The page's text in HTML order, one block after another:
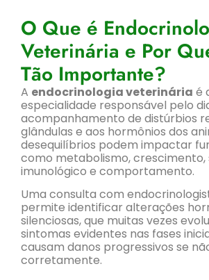
O Que é
Veterinária e Por
Tão Importante?
A endocrinologia veterinária é
especialidade responsável pelo
acompanhamento de distúrbios
glândulas e aos hormônios dos
desequilíbrios podem impactar
como metabolismo, crescimento,
imunológico e comportamento.
Uma consulta com
permite identificar alterações
silenciosas, que muitas vezes
sintomas evidentes nas fases
causam danos progressivos se
corretamente.